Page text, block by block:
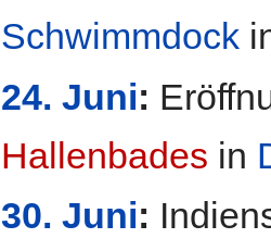
Schwimmdock
24. Juni:
Hallenbades in
30. Juni: